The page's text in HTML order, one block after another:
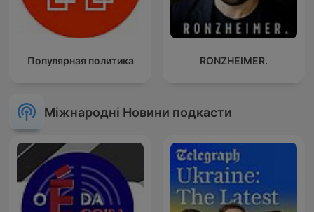
Популярная политика RONZHEIMER.
Міжнародні Новини подкасти